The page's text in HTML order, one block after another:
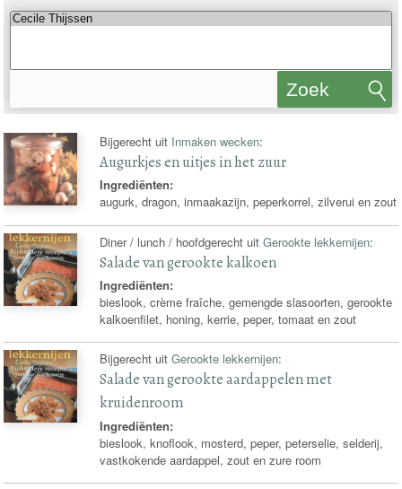
Zoek
Bijgerecht uit Inmaken wecken:
Augurkjes en uitjes in het zuur
Ingrediënten:
augurk, dragon, inmaakazijn, peperkorrel, zilverui en zout
Diner / lunch / hoofdgerecht uitGerookte lekkernijen:
Salade van gerookte kalkoen
Ingrediënten:
bieslook, crème fraîche, gemengde slasoorten, gerookte
kalkoenfilet, honing, kerrie, peper, tomaat en zout
Bijgerecht uitGerookte lekkernijen:
Salade van gerookte aardappelen met
kruidenroom
Ingrediënten:
bieslook, knoflook, mosterd, peper, peterselie, selderij,
vastkokende aardappel, zout en zure room